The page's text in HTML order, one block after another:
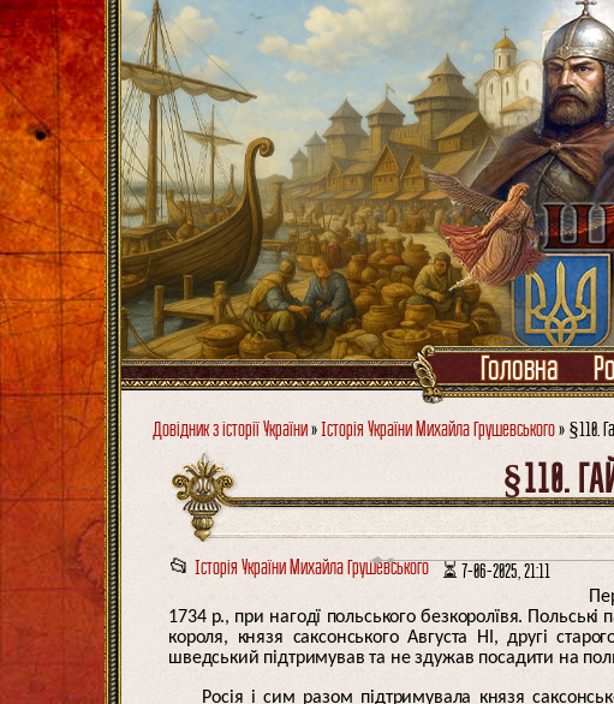
Головна
Довідник з історії України»Історія України Михайла Грушевського» §110.
§110.
📂 Історія України Михайла Грушевського ⏳ 7-06-2025, 21:11
1734 р., при нагодї польського безкоролївя.
короля, князя саксонського Августа НІ, другі
шведський підтримував та не здужав посадити на
Росія і сим разом підтримувала князя